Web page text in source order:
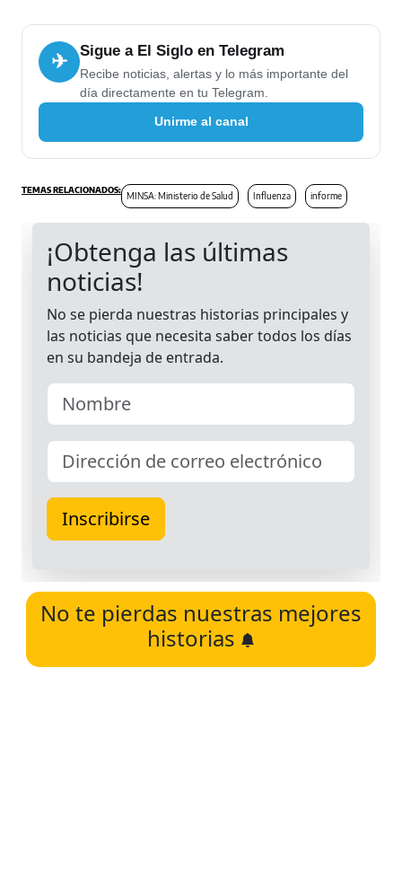
✈ Sigue a El Siglo en Telegram
Recibe noticias, alertas y lo más importante del
día directamente en tu Telegram.
Unirme al canal
MINSA: Ministerio de Salud Influenza informe
No te pierdas nuestras mejores
historias